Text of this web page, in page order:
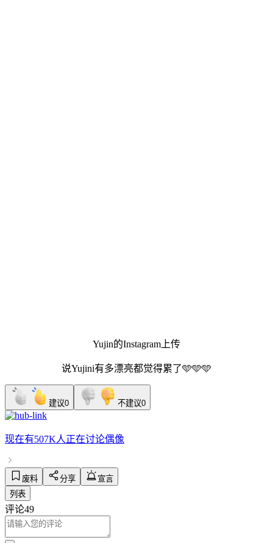
Yujin的Instagram上传
说Yujini有多漂亮都觉得累了🩵🩵🩵
建议0 不建议0
现在有507K人正在讨论偶像
废料 分享
宣言
列表
评论49